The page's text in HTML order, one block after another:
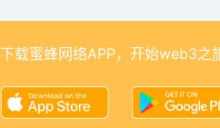
下载蜜蜂网络APP，开始web3之